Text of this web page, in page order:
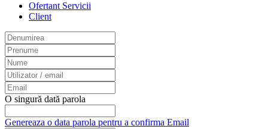
Ofertant Servicii
Client
O singură dată parola
Genereaza o data parola pentru a confirma Email